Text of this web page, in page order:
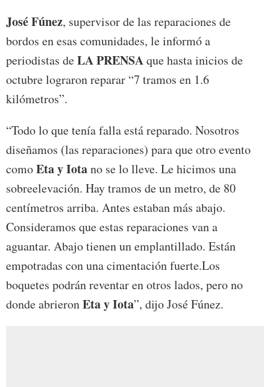
José Fúnez, supervisor de las reparaciones de
bordos en esas comunidades, le informó a
periodistas deLA PRENSAque hasta inicios de
octubre lograron reparar “7 tramos en 1.6
kilómetros”.
“Todo lo que tenía falla está reparado. Nosotros
diseñamos (las reparaciones) para que otro evento
comoEta y Iotano se lo lleve. Le hicimos una
sobreelevación. Hay tramos de un metro, de 80
centímetros arriba. Antes estaban más abajo.
Consideramos que estas reparaciones van a
aguantar. Abajo tienen un emplantillado. Están
empotradas con una cimentación fuerte.Los
boquetes podrán reventar en otros lados, pero no
donde abrieronEta y Iota”, dijo José Fúnez.